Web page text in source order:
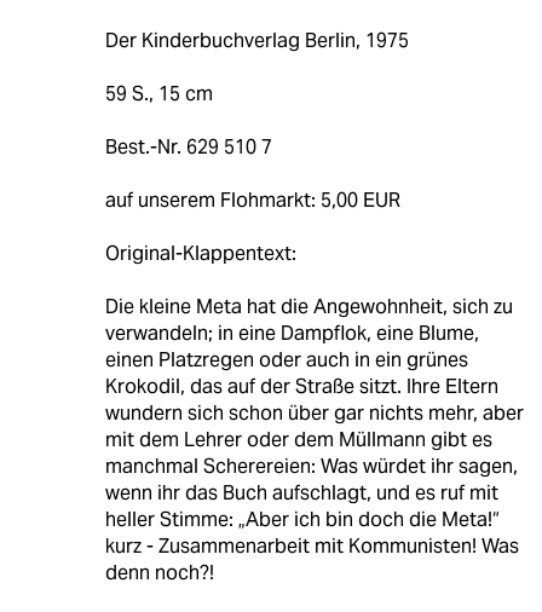
Der Kinderbuchverlag Berlin, 1975
59 S., 15 cm
Best.-Nr. 629 510 7
auf unserem Flohmarkt: 5,00 EUR
Original-Klappentext:
Die kleine Meta hat die Angewohnheit, sich zu
verwandeln; in eine Dampflok, eine Blume,
einen Platzregen oder auch in ein grünes
Krokodil, das auf der Straße sitzt. Ihre Eltern
wundern sich schon über gar nichts mehr, aber
mit dem Lehrer oder dem Müllmann gibt es
manchmal Scherereien: Was würdet ihr sagen,
wenn ihr das Buch aufschlagt, und es ruf mit
heller Stimme: „Aber ich bin doch die Meta!“
kurz - Zusammenarbeit mit Kommunisten! Was
denn noch?!